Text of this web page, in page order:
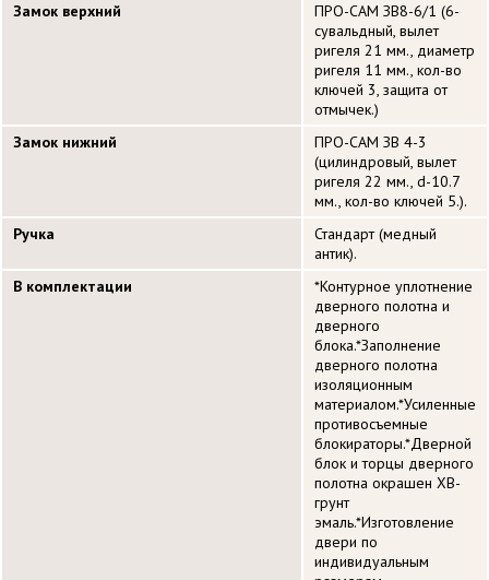
Замок верхний
ПРО-САМ ЗВ8-6/1 (6-
сувальдный, вылет
ригеля 21 мм., диаметр
ригеля 11 мм., кол-во
ключей 3, защита от
отмычек.)
Замок нижний
ПРО-САМ ЗВ 4-3
(цилиндровый, вылет
ригеля 22 мм., d-10.7
мм., кол-во ключей 5.).
Ручка
Стандарт (медный
антик).
В комплектации
*Контурное уплотнение
дверного полотна и
дверного
блока.*Заполнение
дверного полотна
изоляционным
материалом.*Усиленные
противосъемные
блокираторы.*Дверной
блок и торцы дверного
полотна окрашен ХВ-
грунт
эмаль.*Изготовление
двери по
индивидуальным